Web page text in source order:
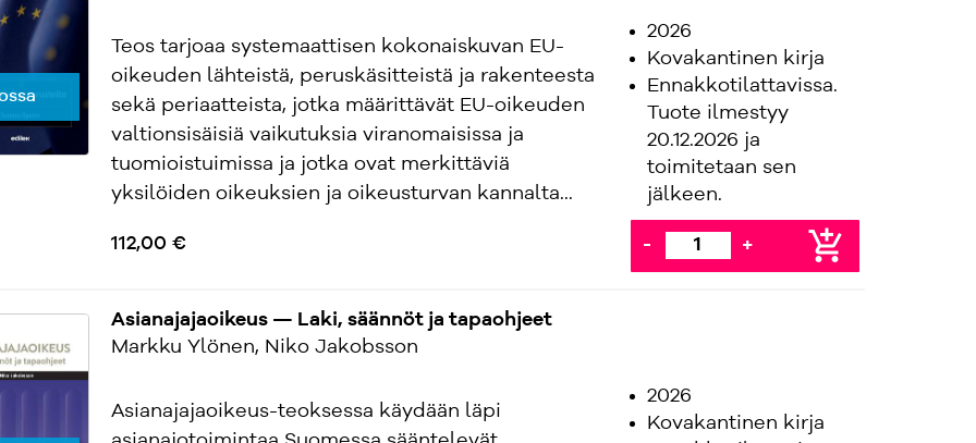
Teos tarjoaa systemaattisen kokonaiskuvan EU-
oikeuden lähteistä, peruskäsitteistä ja rakenteesta
sekä periaatteista, jotka määrittävät EU-oikeuden
valtionsisäisiä vaikutuksia viranomaisissa ja
tuomioistuimissa ja jotka ovat merkittäviä
yksilöiden oikeuksien ja oikeusturvan kannalta...
112,00 €
2026
Kovakantinen kirja
Ennakkotilattavissa.
Tuote ilmestyy
20.12.2026 ja
toimitetaan sen
jälkeen.
- + add_shopping_cart
Asianajajaoikeus — Laki, säännöt ja tapaohjeet
Markku Ylönen, Niko Jakobsson
Asianajajaoikeus-teoksessa käydään läpi
2026
Kovakantinen kirja